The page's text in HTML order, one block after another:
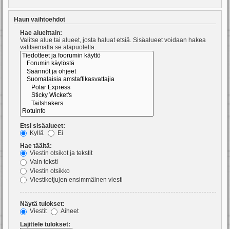
Haun vaihtoehdot
Hae alueittain:
Valitse alue tai alueet, josta haluat etsiä. Sisäalueet voidaan hakea
valitsemalla se alapuolelta.
Etsi sisäalueet:
Kyllä
Ei
Hae täältä:
Viestin otsikot ja tekstit
Vain teksti
Viestin otsikko
Viestiketjujen ensimmäinen viesti
Näytä tulokset:
Viestit
Aiheet
Lajittele tulokset: